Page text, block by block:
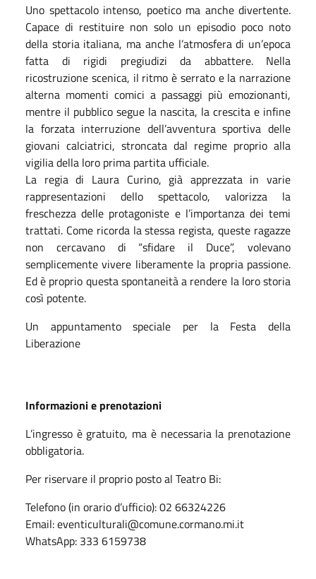
Uno spettacolo intenso, poetico ma anche divertente.
Capace di restituire non solo un episodio poco noto
della storia italiana, ma anche l’atmosfera di un’epoca
fatta di rigidi pregiudizi da abbattere. Nella
ricostruzione scenica, il ritmo è serrato e la narrazione
alterna momenti comici a passaggi più emozionanti,
mentre il pubblico segue la nascita, la crescita e infine
la forzata interruzione dell’avventura sportiva delle
giovani calciatrici, stroncata dal regime proprio alla
vigilia della loro prima partita ufficiale.
La regia di Laura Curino, già apprezzata in varie
rappresentazioni dello spettacolo, valorizza la
freschezza delle protagoniste e l’importanza dei temi
trattati. Come ricorda la stessa regista, queste ragazze
non cercavano di “sfidare il Duce”, volevano
semplicemente vivere liberamente la propria passione.
Ed è proprio questa spontaneità a rendere la loro storia
così potente.
Un appuntamento speciale per la Festa della
Liberazione
Informazioni e prenotazioni
L’ingresso è gratuito, ma è necessaria la prenotazione
obbligatoria.
Per riservare il proprio posto al Teatro Bi:
Telefono (in orario d’ufficio): 02 66324226
Email: eventiculturali@comune.cormano.mi.it
WhatsApp: 333 6159738